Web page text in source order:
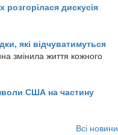
дискусія
які відчуватимуться
змінила життя кожного
США на частину
Всі новини